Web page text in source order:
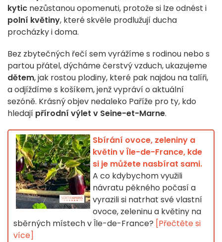
kytic nezůstanou opomenuti, protože si lze odnést i
polní květiny, které skvěle prodlužují ducha
procházky i doma.
Bez zbytečných řečí sem vyrážíme s rodinou nebo s
partou přátel, dýcháme čerstvý vzduch, ukazujeme
dětem, jak rostou plodiny, které pak najdou na talíři,
a odjíždíme s košíkem, jenž vypráví o aktuální
sezóně. Krásný objev nedaleko Paříže pro ty, kdo
hledají přírodní výlet v Seine-et-Marne.
Sbírání ovoce, zeleniny a
květin v Île-de-France, kde
si je můžete nasbírat sami.
A co kdybychom využili
návratu pěkného počasí a
vyrazili si natrhat své vlastní
ovoce, zeleninu a květiny na
sběrných místech v Île-de-France? [Přečtěte si
více]